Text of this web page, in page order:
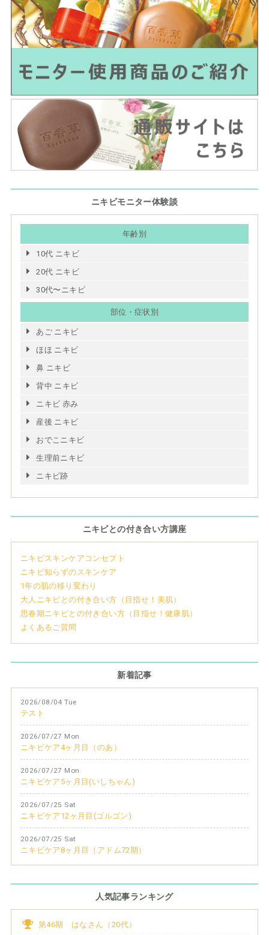
ニキビモニター体験談
年齢別
10代 ニキビ
20代 ニキビ
30代〜ニキビ
部位・症状別
あご ニキビ
ほほ ニキビ
鼻 ニキビ
背中 ニキビ
ニキビ 赤み
産後 ニキビ
おでこニキビ
生理前ニキビ
ニキビ跡
ニキビとの付き合い方講座
ニキビスキンケアコンセプト
ニキビ知らずのスキンケア
1年の肌の移り変わり
大人ニキビとの付き合い方（目指せ！美肌）
思春期ニキビとの付き合い方（目指せ！健康肌）
よくあるご質問
新着記事
2026/08/04 Tue
テスト
2026/07/27 Mon
ニキビケア4ヶ月目（のあ）
2026/07/27 Mon
ニキビケア5ヶ月目(いしちゃん)
2026/07/25 Sat
ニキビケア12ヶ月目(ゴルゴン)
2026/07/25 Sat
ニキビケア8ヶ月目（アドム72期）
人気記事ランキング
第46期 はなさん（20代）